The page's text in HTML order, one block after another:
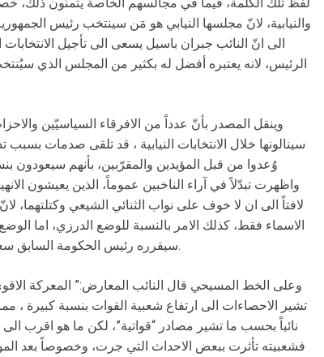
والنيابية، لانّ مجلسها النيابي هو مَن سينتخب رئيس
الى انّ النائب جبران باسيل يسعى الى تأجيل الانتخابات
الرئيس، لانه يعتبره أفضل له بكثير من المجلس الذي
وينقل المصدر بأنّ عدداً من الافرقاء السياسيّين
سينالونها خلال الانتخابات النيابية ، قد تلقى صدمات
وُعدوا من قبل المؤيدين والمقرّبين، بأنهم سيعودون
واظهرت تبدّلاً في آراء الناخبين عموماً، الذين يعيشون
لافتاً الى ان لا خوف على نواب الثنائي الشيعي وكتلتهما،
الاسماء فقط، كذلك الامر بالنسبة للوضع الدرزي، اما
سيقرره رئيس الحكومة السابق سعد الحريري، المقرر ان يأتي منتصف الشهر الجاري.
وعلى الخط المسيحي قال النائب المعارض:” المعركة الاقوى
فشعبيته تأثرت ببعض الاحداث التي جرت، وخصوصاً بعد